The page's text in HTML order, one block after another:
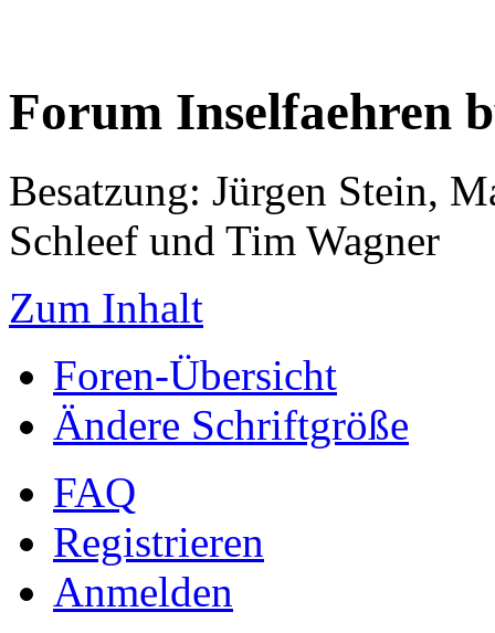
Forum Inselfaehren
Besatzung: Jürgen Stein,
Schleef und Tim Wagner
Zum Inhalt
Foren-Übersicht
Ändere Schriftgröße
FAQ
Registrieren
Anmelden